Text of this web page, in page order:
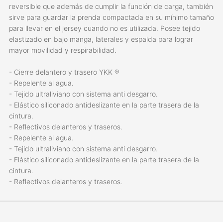
reversible que además de cumplir la función de carga, también
sirve para guardar la prenda compactada en su mínimo tamaño
para llevar en el jersey cuando no es utilizada. Posee tejido
elastizado en bajo manga, laterales y espalda para lograr
mayor movilidad y respirabilidad.
- Cierre delantero y trasero YKK ®
- Repelente al agua.
- Tejido ultraliviano con sistema anti desgarro.
- Elástico siliconado antideslizante en la parte trasera de la
cintura.
- Reflectivos delanteros y traseros.
- Repelente al agua.
- Tejido ultraliviano con sistema anti desgarro.
- Elástico siliconado antideslizante en la parte trasera de la
cintura.
- Reflectivos delanteros y traseros.